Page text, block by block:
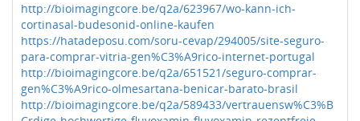
http://bioimagingcore.be/q2a/623967/wo-kann-ich-
cortinasal-budesonid-online-kaufen
https://hatadeposu.com/soru-cevap/294005/site-seguro-
para-comprar-vitria-gen%C3%A9rico-internet-portugal
http://bioimagingcore.be/q2a/651521/seguro-comprar-
gen%C3%A9rico-olmesartana-benicar-barato-brasil
http://bioimagingcore.be/q2a/589433/vertrauensw%C3%B